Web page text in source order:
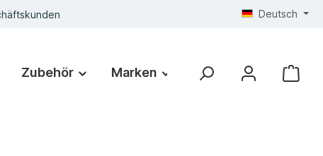
Deutsch
Zubehör Marken